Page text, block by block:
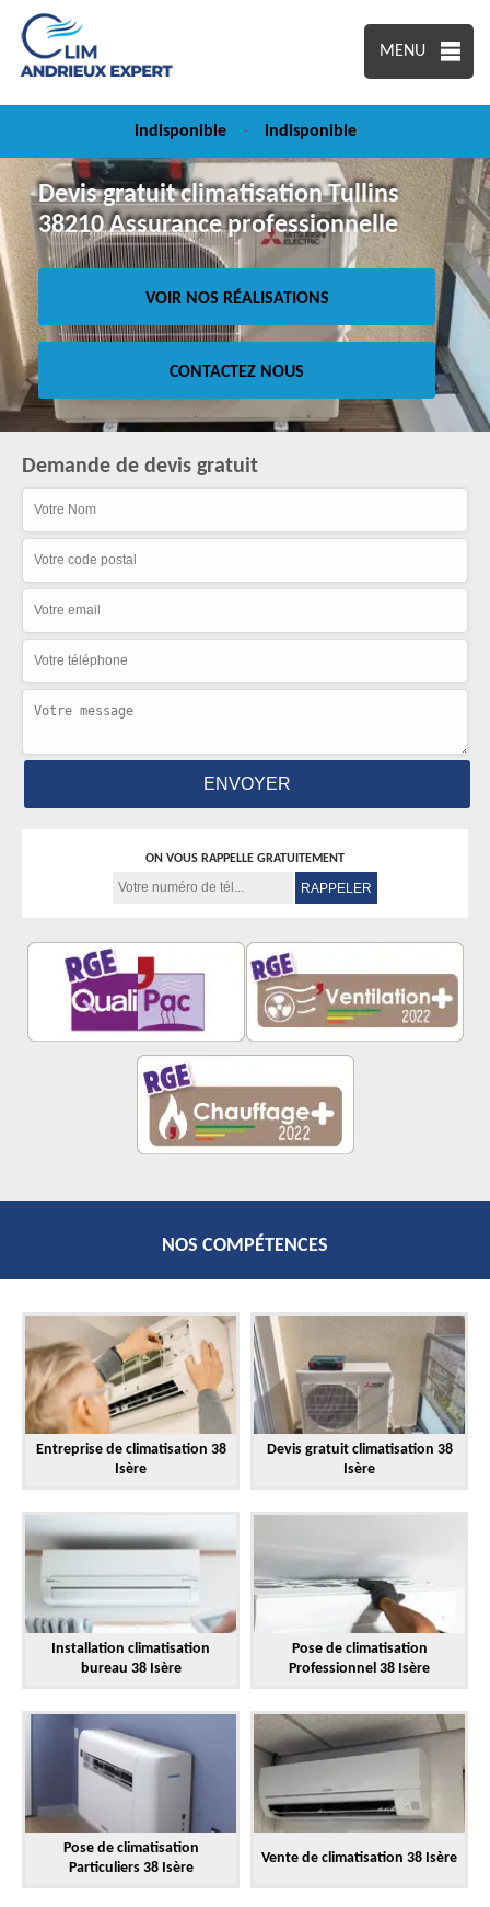
MENU
indisponible - indisponible
Devis gratuit climatisation Tullins
38210 Assurance professionnelle
VOIR NOS RÉALISATIONS
CONTACTEZ NOUS
Demande de devis gratuit
ON VOUS RAPPELLE GRATUITEMENT
NOS COMPÉTENCES
Entreprise de climatisation 38
Isère
Devis gratuit climatisation 38
Isère
Installation climatisation
bureau 38 Isère
Pose de climatisation
Professionnel 38 Isère
Pose de climatisation
Particuliers 38 Isère
Vente de climatisation 38 Isère